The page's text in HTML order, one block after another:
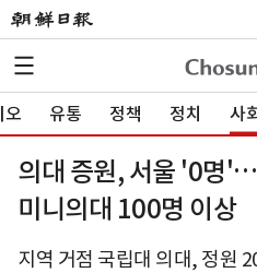
오 유통 정책 정치 사
의대 증원, 서울 '0명
미니의대 100명 이상
지역 거점 국립대 의대, 정원